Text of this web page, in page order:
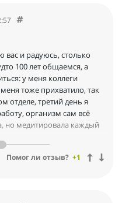
и радуюсь, столько
100 лет общаемся, а
у меня коллеги
тоже прихватило, так
отделе, третий день я
организм сам всё
но медитировала каждый
по началу приходил во
видимо ревновал к
Помог ли отзыв? +1